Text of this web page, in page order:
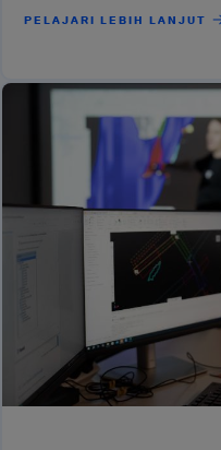
PELAJARI LEBIH LANJUT